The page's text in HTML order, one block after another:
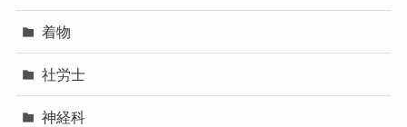
着物
社労士
神経科